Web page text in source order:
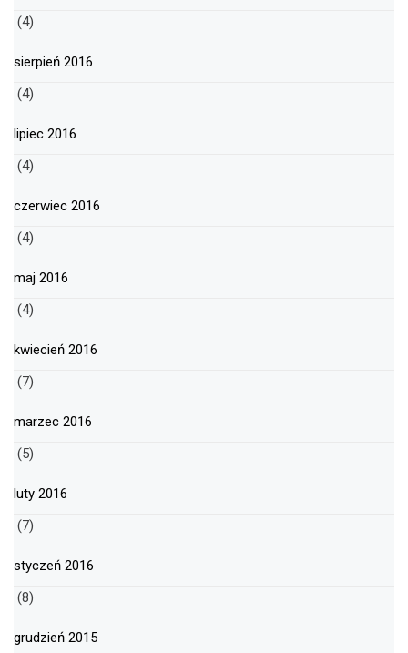
(4)
sierpień 2016
(4)
lipiec 2016
(4)
czerwiec 2016
(4)
maj 2016
(4)
kwiecień 2016
(7)
marzec 2016
(5)
luty 2016
(7)
styczeń 2016
(8)
grudzień 2015